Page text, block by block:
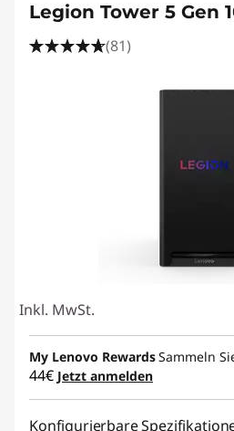
Legion Tower 5 Gen
(81)
Inkl. MwSt.
My Lenovo RewardsSammeln
44€ Jetzt anmelden
Konfigurierbare